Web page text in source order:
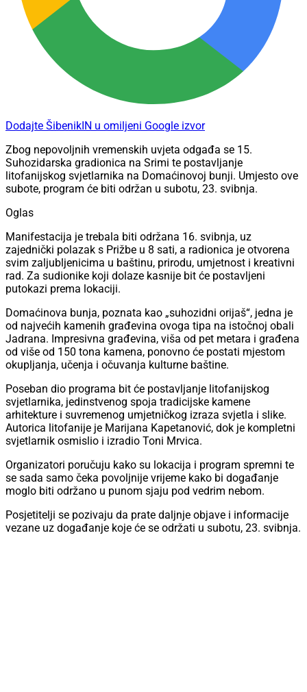
Dodajte ŠibenikIN u omiljeni Google izvor
Zbog nepovoljnih vremenskih uvjeta odgađa se 15.
Suhozidarska gradionica na Srimi te postavljanje
litofanijskog svjetlarnika na Domaćinovoj bunji. Umjesto ove
subote, program će biti održan u subotu, 23. svibnja.
Oglas
Manifestacija je trebala biti održana 16. svibnja, uz
zajednički polazak s Prižbe u 8 sati, a radionica je otvorena
svim zaljubljenicima u baštinu, prirodu, umjetnost i kreativni
rad. Za sudionike koji dolaze kasnije bit će postavljeni
putokazi prema lokaciji.
Domaćinova bunja, poznata kao „suhozidni orijaš“, jedna je
od najvećih kamenih građevina ovoga tipa na istočnoj obali
Jadrana. Impresivna građevina, viša od pet metara i građena
od više od 150 tona kamena, ponovno će postati mjestom
okupljanja, učenja i očuvanja kulturne baštine.
Poseban dio programa bit će postavljanje litofanijskog
svjetlarnika, jedinstvenog spoja tradicijske kamene
arhitekture i suvremenog umjetničkog izraza svjetla i slike.
Autorica litofanije je Marijana Kapetanović, dok je kompletni
svjetlarnik osmislio i izradio Toni Mrvica.
Organizatori poručuju kako su lokacija i program spremni te
se sada samo čeka povoljnije vrijeme kako bi događanje
moglo biti održano u punom sjaju pod vedrim nebom.
Posjetitelji se pozivaju da prate daljnje objave i informacije
vezane uz događanje koje će se održati u subotu, 23. svibnja.